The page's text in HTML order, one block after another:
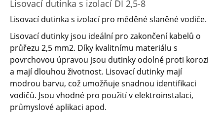
Lisovací dutinka s izolací DI 2,5-8
Lisovací dutinka s izolací pro měděné slaněné vodiče.
Lisovací dutinky jsou ideální pro zakončení kabelů o ​
průřezu 2,5 mm2. Díky kvalitnímu materiálu s ​
povrchovou úpravou jsou dutinky odolné proti korozi
a ​mají dlouhou životnost. Lisovací dutinky mají
modrou barvu, což umožňuje snadnou identifikaci
vodičů. Jsou vhodné pro použití v elektroinstalaci,
průmyslové aplikaci apod.